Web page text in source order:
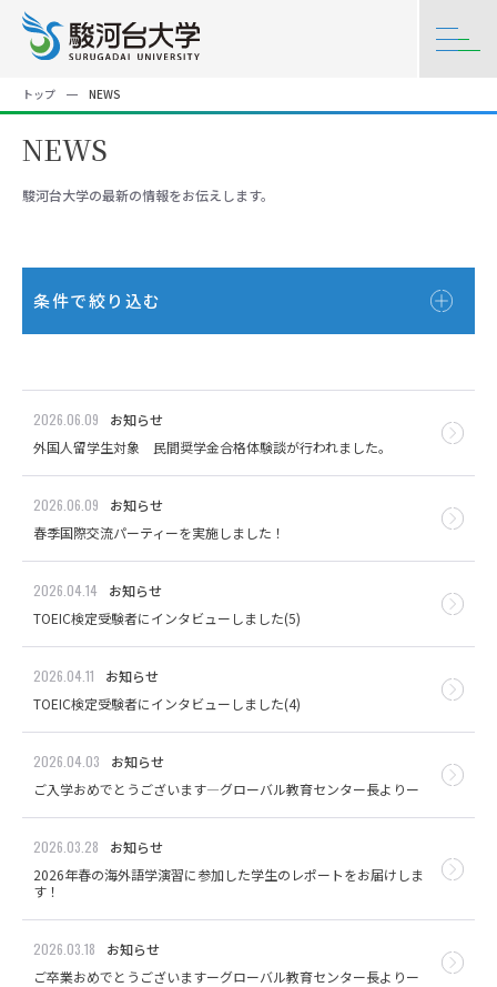
トップ NEWS
NEWS
駿河台大学の最新の情報をお伝えします。
条件で絞り込む
2026.06.09
お知らせ
外国人留学生対象 民間奨学金合格体験談が行われました。
2026.06.09
お知らせ
春季国際交流パーティーを実施しました！
2026.04.14
お知らせ
TOEIC検定受験者にインタビューしました(5)
2026.04.11
お知らせ
TOEIC検定受験者にインタビューしました(4)
2026.04.03
お知らせ
ご入学おめでとうございます―グローバル教育センター長よりー
2026.03.28
お知らせ
2026年春の海外語学演習に参加した学生のレポートをお届けしま
す！
2026.03.18
お知らせ
ご卒業おめでとうございますーグローバル教育センター長よりー